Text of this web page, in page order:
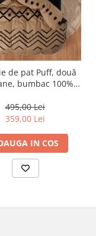
de pat Puff, două
bumbac 100%,
495,00 Lei
359,00 Lei
IN COS